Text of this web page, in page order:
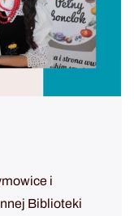
i
Biblioteki